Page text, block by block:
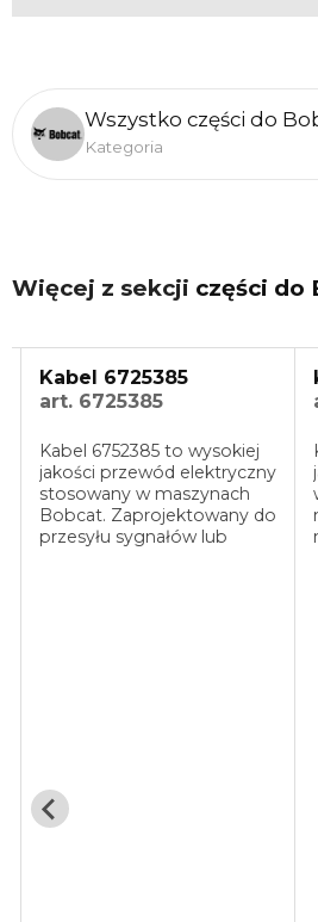
Wszystko części do
Kategoria
Więcej z sekcji części do
Kabel 6725385
art. 6725385
Kabel 6752385 to wysokiej
jakości przewód elektryczny
stosowany w maszynach
Bobcat. Zaprojektowany do
przesyłu sygnałów lub